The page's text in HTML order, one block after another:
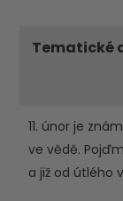
Tematické
11. únor je
ve vědě.
a již od útlého